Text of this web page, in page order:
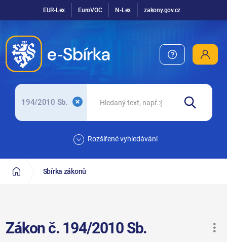
EUR-Lex EuroVOC N-Lex zakony.gov.cz
194/2010 Sb.
Rozšířené vyhledávání
Sbírka zákonů
Zákon č. 194/2010 Sb.